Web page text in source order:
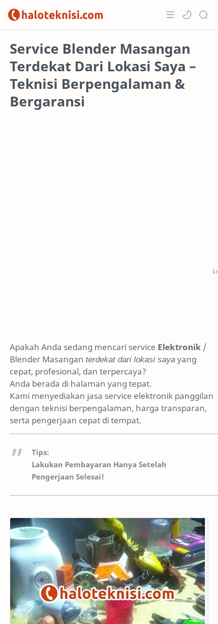
Projects
Service Blender Masangan
Terdekat Dari Lokasi Saya –
Teknisi Berpengalaman &
Bergaransi
Apakah Anda sedang mencari service Elektronik /
Blender Masangan terdekat dari lokasi sayayang
cepat, profesional, dan terpercaya?
Anda berada di halaman yang tepat.
Kami menyediakan jasa service elektronik panggilan
dengan teknisi berpengalaman, harga transparan,
serta pengerjaan cepat di tempat.
Tips:
Lakukan Pembayaran Hanya Setelah
Pengerjaan Selesai!